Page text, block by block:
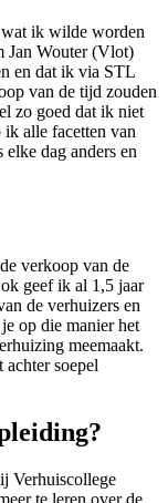
ik wilde worden
Jan Wouter (Vlot)
en dat ik via STL
van de tijd zouden
zo goed dat ik niet
ik alle facetten van
dag anders en
verkoop van de
geef ik al 1,5 jaar
de verhuizers en
op die manier het
meemaakt.
soepel
Verhuiscollege
te leren over de